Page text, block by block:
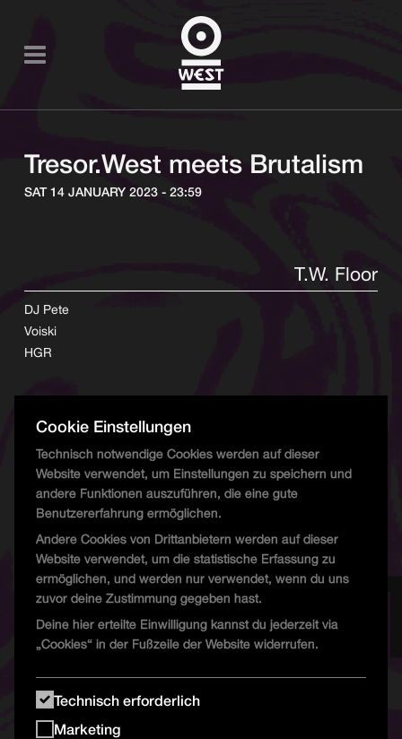
Tresor.West meets Brutalism
SAT 14 JANUARY 2023 - 23:59
T.W. Floor
DJ Pete
Voiski
HGR
Iomi b2b Mariami
Måtyrer b2b Dornen
Cookie Einstellungen
Technisch notwendige Cookies werden auf dieser
Website verwendet, um Einstellungen zu speichern und
andere Funktionen auszuführen, die eine gute
Benutzererfahrung ermöglichen.
Andere Cookies von Drittanbietern werden auf dieser
Website verwendet, um die statistische Erfassung zu
ermöglichen, und werden nur verwendet, wenn du uns
zuvor deine Zustimmung gegeben hast.
Deine hier erteilte Einwilligung kannst du jederzeit via
„Cookies“ in der Fußzeile der Website widerrufen.
Technisch erforderlich
Marketing